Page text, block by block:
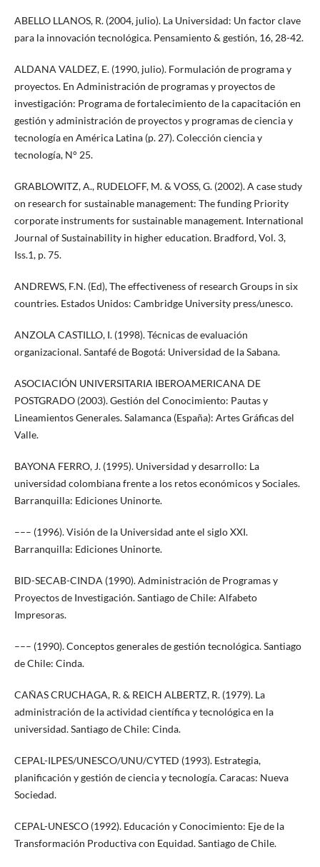
ABELLO LLANOS, R. (2004, julio). La Universidad: Un factor clave
para la innovación tecnológica. Pensamiento & gestión, 16, 28-42.
ALDANA VALDEZ, E. (1990, julio). Formulación de programa y
proyectos. En Administración de programas y proyectos de
investigación: Programa de fortalecimiento de la capacitación en
gestión y administración de proyectos y programas de ciencia y
tecnología en América Latina (p. 27). Colección ciencia y
tecnología, N° 25.
GRABLOWITZ, A., RUDELOFF, M. & VOSS, G. (2002). A case study
on research for sustainable management: The funding Priority
corporate instruments for sustainable management. International
Journal of Sustainability in higher education. Bradford, Vol. 3,
Iss.1, p. 75.
ANDREWS, F.N. (Ed), The effectiveness of research Groups in six
countries. Estados Unidos: Cambridge University press/unesco.
ANZOLA CASTILLO, I. (1998). Técnicas de evaluación
organizacional. Santafé de Bogotá: Universidad de la Sabana.
ASOCIACIÓN UNIVERSITARIA IBEROAMERICANA DE
POSTGRADO (2003). Gestión del Conocimiento: Pautas y
Lineamientos Generales. Salamanca (España): Artes Gráficas del
Valle.
BAYONA FERRO, J. (1995). Universidad y desarrollo: La
universidad colombiana frente a los retos económicos y Sociales.
Barranquilla: Ediciones Uninorte.
––– (1996). Visión de la Universidad ante el siglo XXI.
Barranquilla: Ediciones Uninorte.
BID-SECAB-CINDA (1990). Administración de Programas y
Proyectos de Investigación. Santiago de Chile: Alfabeto
Impresoras.
––– (1990). Conceptos generales de gestión tecnológica. Santiago
de Chile: Cinda.
CAÑAS CRUCHAGA, R. & REICH ALBERTZ, R. (1979). La
administración de la actividad científica y tecnológica en la
universidad. Santiago de Chile: Cinda.
CEPAL-ILPES/UNESCO/UNU/CYTED (1993). Estrategia,
planificación y gestión de ciencia y tecnología. Caracas: Nueva
Sociedad.
CEPAL-UNESCO (1992). Educación y Conocimiento: Eje de la
Transformación Productiva con Equidad. Santiago de Chile.